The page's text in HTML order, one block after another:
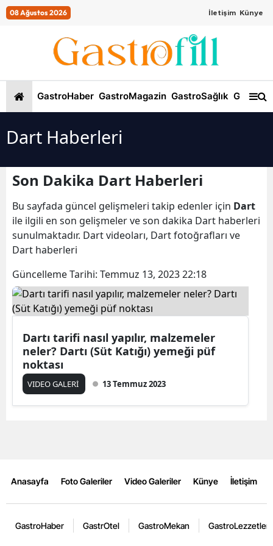
08 Ağustos 2026 İletişim Künye
GastroHaber GastroMagazin GastroSağlık
Dart Haberleri
Son Dakika Dart Haberleri
Bu sayfada güncel gelişmeleri takip edenler için Dart
ile ilgili en son gelişmeler ve son dakika Dart haberleri
sunulmaktadır. Dart videoları, Dart fotoğrafları ve
Dart haberleri
Güncelleme Tarihi: Temmuz 13, 2023 22:18
Dartı tarifi nasıl yapılır, malzemeler
neler? Dartı (Süt Katığı) yemeği püf
noktası
VIDEO GALERİ 13 Temmuz 2023
Anasayfa Foto Galeriler Video Galeriler Künye İletişim
GastroHaber GastrOtel GastroMekan GastroLezzetler